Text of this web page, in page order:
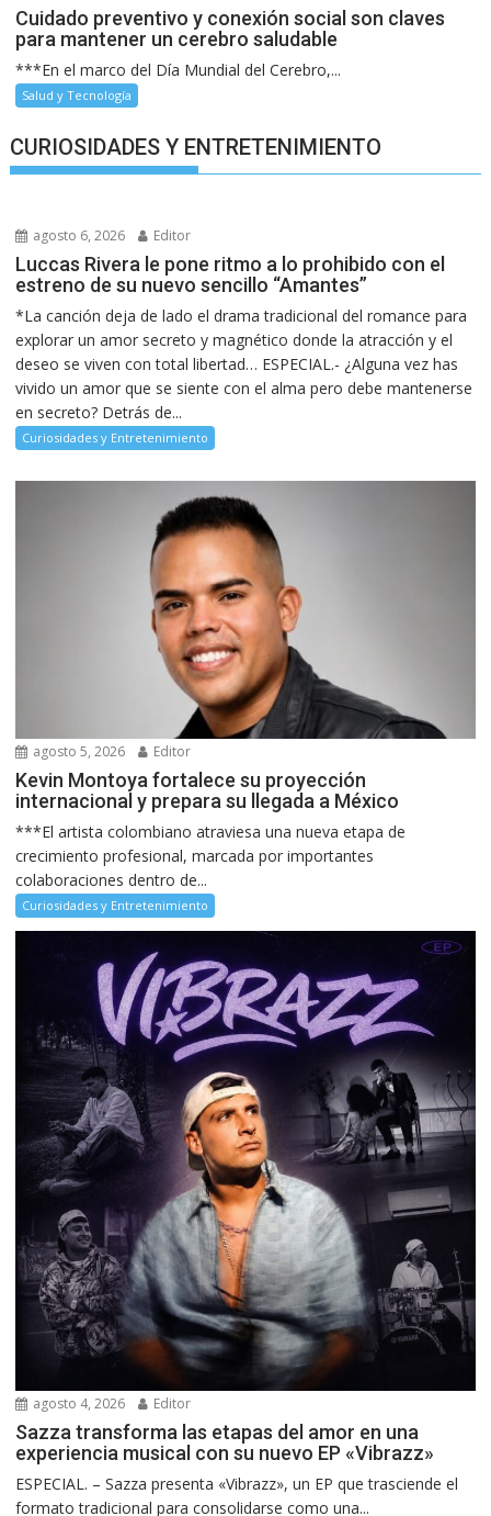
Cuidado preventivo y conexión social son claves
para mantener un cerebro saludable
***En el marco del Día Mundial del Cerebro,...
Salud y Tecnología
CURIOSIDADES Y ENTRETENIMIENTO
agosto 6, 2026 Editor
Luccas Rivera le pone ritmo a lo prohibido con el
estreno de su nuevo sencillo “Amantes”
*La canción deja de lado el drama tradicional del romance para
explorar un amor secreto y magnético donde la atracción y el
deseo se viven con total libertad… ESPECIAL.- ¿Alguna vez has
vivido un amor que se siente con el alma pero debe mantenerse
en secreto? Detrás de...
Curiosidades y Entretenimiento
agosto 5, 2026 Editor
Kevin Montoya fortalece su proyección
internacional y prepara su llegada a México
***El artista colombiano atraviesa una nueva etapa de
crecimiento profesional, marcada por importantes
colaboraciones dentro de...
Curiosidades y Entretenimiento
agosto 4, 2026 Editor
Sazza transforma las etapas del amor en una
experiencia musical con su nuevo EP «Vibrazz»
ESPECIAL. – Sazza presenta «Vibrazz», un EP que trasciende el
formato tradicional para consolidarse como una...